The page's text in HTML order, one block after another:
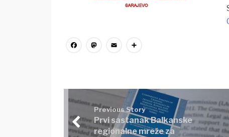
Facebook
Mastodon
Email
Previous Story
Prvi sastanak Balkanske
regionalne mreže za